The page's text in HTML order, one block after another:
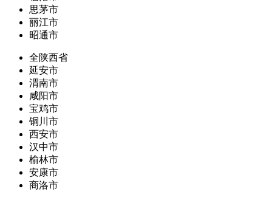
思茅市
丽江市
昭通市
全陕西省
延安市
渭南市
咸阳市
宝鸡市
铜川市
西安市
汉中市
榆林市
安康市
商洛市